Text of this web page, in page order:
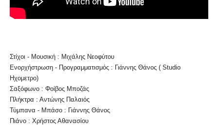
Στίχοι - Μουσική : Μιχάλης Νεοφύτου
Ενορχήστρωση - Προγραμματισμός : Γιάννης Θάνος ( Studio
Ηχομετρο)
Σαξόφωνο : Φοίβος Μποζάς
Πλήκτρα : Αντώνης Παλαιός
Τύμπανα - Μπάσο : Γιάννης Θάνος
Πιάνο : Χρήστος Αθανασίου